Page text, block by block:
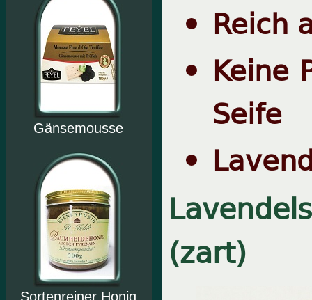
Gänsemousse
Sortenreiner Honig
Reich
Keine
Seife
(zart)